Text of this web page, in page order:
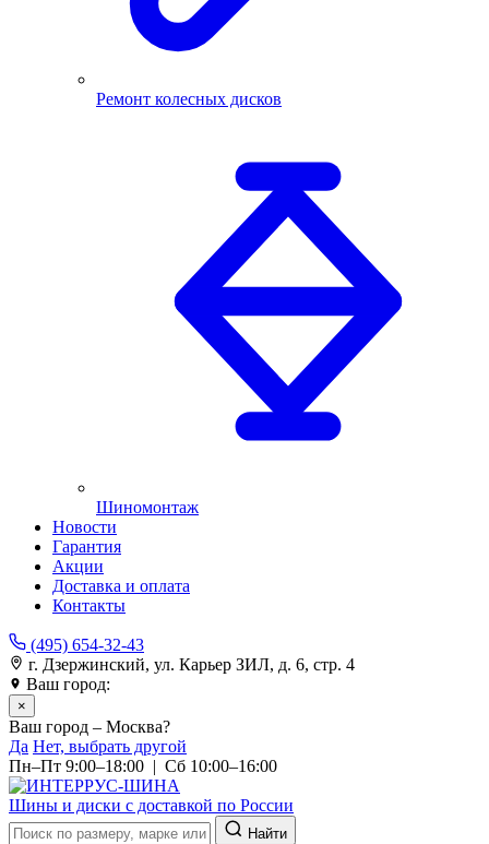
Ремонт колесных дисков
Шиномонтаж
Новости
Гарантия
Акции
Доставка и оплата
Контакты
(495) 654-32-43
г. Дзержинский, ул. Карьер ЗИЛ, д. 6, стр. 4
Ваш город:
×
Ваш город – Москва?
Да Нет, выбрать другой
Пн–Пт 9:00–18:00 | Сб 10:00–16:00
Шины и диски с доставкой по России
Найти